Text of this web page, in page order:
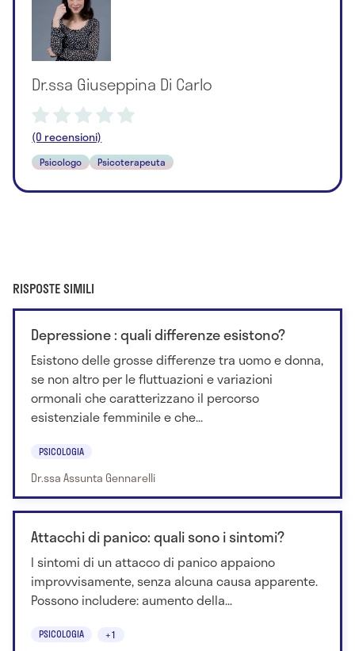
Dr.ssa Giuseppina Di Carlo
(0 recensioni)
Psicologo Psicoterapeuta
RISPOSTE SIMILI
Depressione : quali differenze esistono?
Esistono delle grosse differenze tra uomo e donna,
se non altro per le fluttuazioni e variazioni
ormonali che caratterizzano il percorso
esistenziale femminile e che...
PSICOLOGIA
Dr.ssa Assunta Gennarelli
Attacchi di panico: quali sono i sintomi?
I sintomi di un attacco di panico appaiono
improvvisamente, senza alcuna causa apparente.
Possono includere: aumento della...
PSICOLOGIA +1